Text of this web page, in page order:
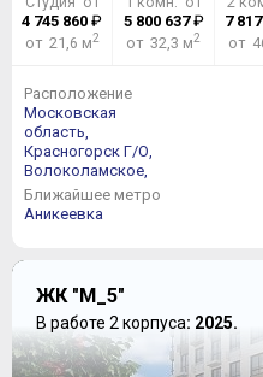
4 745 860 ₽
от 21,6 м2
5 800 637₽
от 32,3 м2
7
от
Расположение
Московская
область,
Красногорск Г/О,
Волоколамское,
Ближайшее метро
Аникеевка
ЖК "М_5"
В работе 2 корпуса: 2025.